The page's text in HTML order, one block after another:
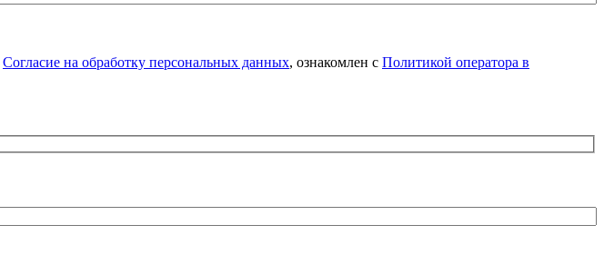
Согласие на обработку персональных данных, ознакомлен с Политикой оператора в